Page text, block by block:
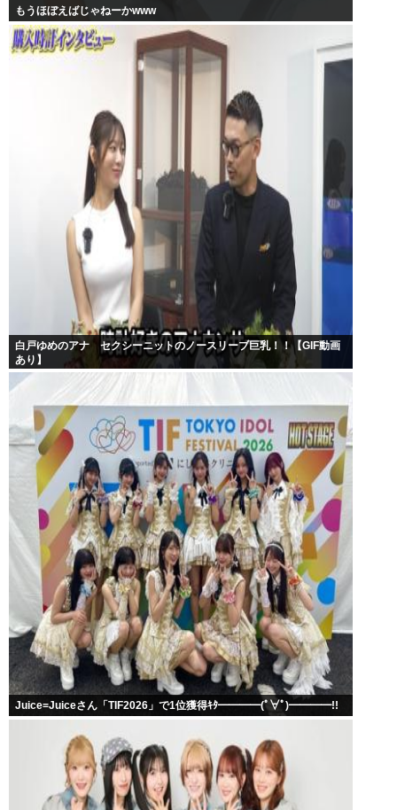
もうほぼえばじゃねーかwww
白戸ゆめのアナ セクシーニットのノースリーブ巨乳！！【GIF動画
あり】
Juice=Juiceさん「TIF2026」で1位獲得ｷﾀ━━━━(ﾟ∀ﾟ)━━━━!!